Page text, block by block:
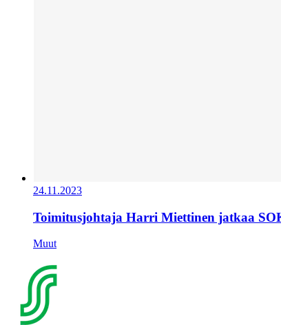
24.11.2023
Toimitusjohtaja Harri Miettinen jatkaa
Muut